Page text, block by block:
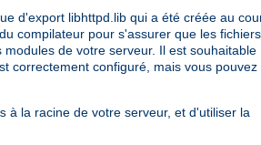
d'export libhttpd.lib qui a été créée au
compilateur pour s'assurer que les fichiers
de votre serveur. Il est souhaitable
correctement configuré, mais vous pouvez
à la racine de votre serveur, et d'utiliser la